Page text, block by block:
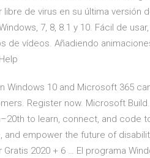
libre de virus en su última
7, 8, 8.1 y 10. Fácil de
de vídeos. Añadiendo
Windows 10 and Microsoft 365
Register now. Microsoft
to learn, connect, and code
and empower the future of
Gratis 2020 + 6 … El programa